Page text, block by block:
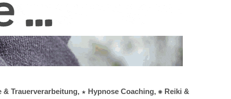
Trauerverarbeitung, ★ Hypnose Coaching, ✺ Reiki &